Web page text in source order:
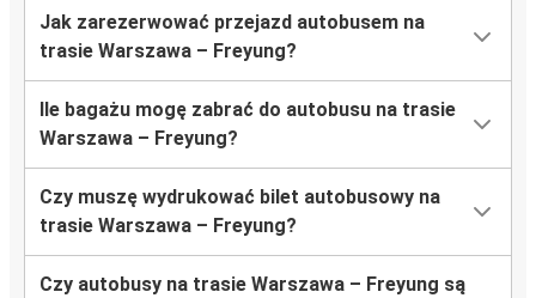
Jak zarezerwować przejazd autobusem na
trasie Warszawa – Freyung?
Ile bagażu mogę zabrać do autobusu na trasie
Warszawa – Freyung?
Czy muszę wydrukować bilet autobusowy na
trasie Warszawa – Freyung?
Czy autobusy na trasie Warszawa – Freyung są